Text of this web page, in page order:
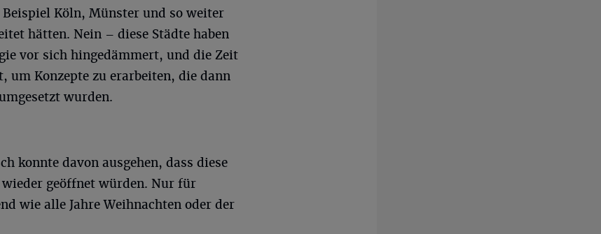
Köln, Münster und so weiter
hätten. Nein – diese Städte haben
vor sich hingedämmert, und die Zeit
um Konzepte zu erarbeiten, die dann
wurden.
konnte davon ausgehen, dass diese
geöffnet würden. Nur für
wie alle Jahre Weihnachten oder der